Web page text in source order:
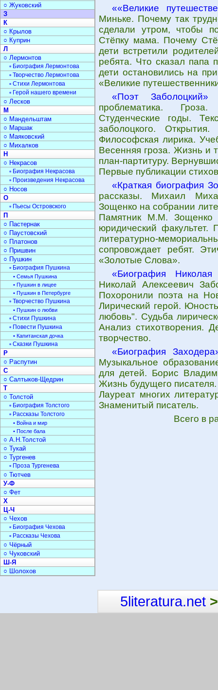
««Великие
Миньке. Почему так
сделали утром, чтобы
Стёпку мама. Почему
дети встретили
ребята. Что сказал папа
дети остановились на
«Великие
«Поэт Заболоцкий»
проблематика.
Студенческие годы.
заболоцкого.
Философская лирика.
Весенняя гроза. Жизнь и
план-партитуру.
Первые публикации
«Краткая биография
рассказы. Михаил
Зощенко на собрании
Памятник М.М. Зощенко
юридический факультет.
литературно-
сопровождает ребят.
«Золотые Слова».
«Биография Николая
Николай Алексеевич
Похоронили поэта на
Лирический герой.
любовь". Судьба
Анализ стихотворения.
творчество.
«Биография
Музыкальное
для детей. Борис
Жизнь будущего
Лауреат многих
Знаменитый писатель.
Всего в
○ Жуковский
З
К
○ Крылов
○ Куприн
Л
○ Лермонтов
▫ Биография Лермонтова
▫ Творчество Лермонтова
▫ Стихи Лермонтова
▫ Герой нашего времени
○ Лесков
М
○ Мандельштам
○ Маршак
○ Маяковский
○ Михалков
Н
○ Некрасов
▫ Биография Некрасова
▫ Произведения Некрасова
○ Носов
О
▫ Пьесы Островского
П
○ Пастернак
○ Паустовский
○ Платонов
○ Пришвин
○ Пушкин
▫ Биография Пушкина
• Семья Пушкина
• Пушкин в лицее
• Пушкин в Петербурге
▫ Творчество Пушкина
• Пушкин о любви
▫ Стихи Пушкина
▫ Повести Пушкина
• Капитанская дочка
▫ Сказки Пушкина
Р
○ Распутин
С
○ Салтыков-Щедрин
Т
○ Толстой
▫ Биография Толстого
▫ Рассказы Толстого
• Война и мир
• После бала
○ А.Н.Толстой
○ Тукай
○ Тургенев
▫ Проза Тургенева
○ Тютчев
У-Ф
○ Фет
Х
Ц-Ч
○ Чехов
▫ Биография Чехова
▫ Рассказы Чехова
○ Чёрный
○ Чуковский
Ш-Я
○ Шолохов
5literatura.net >